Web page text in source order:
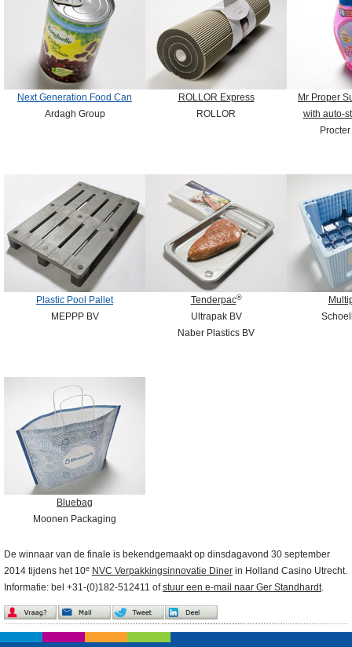
Next Generation Food Can
Ardagh Group
ROLLOR Express
ROLLOR
Mr Proper
with auto-
Plastic Pool Pallet
MEPPP BV
Tenderpac®
Ultrapak BV
Naber Plastics BV
Bluebag
Moonen Packaging
De winnaar van de finale is bekendgemaakt op dinsdagavond 30 september
2014 tijdens het 10e NVC Verpakkingsinnovatie Diner in Holland Casino Utrecht.
Informatie: bel +31-(0)182-512411 ofstuur een e-mail naar Ger Standhardt.